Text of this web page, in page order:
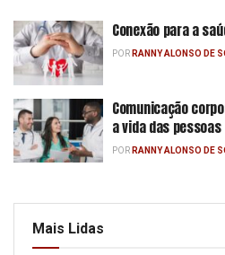
Conexão para a
POR RANNY ALONSO DE
Comunicação
a vida das pessoas
POR RANNY ALONSO DE
Mais Lidas